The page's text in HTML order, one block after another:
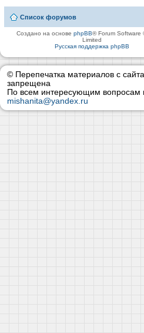
Список форумов
Создано на основеphpBB® Forum Software
Limited
Русская поддержка phpBB
© Перепечатка материалов с сайта
запрещена
По всем интересующим вопросам
mishanita@yandex.ru